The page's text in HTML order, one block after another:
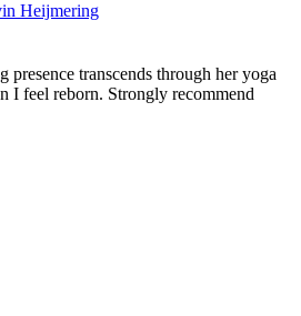
Heijmering
presence transcends through her yoga
I feel reborn. Strongly recommend